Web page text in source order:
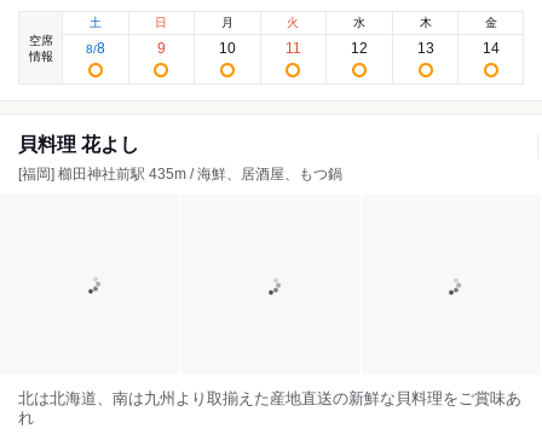
空席
情報
土
8/8
日
9
月
10
火
11
水
12
木
13
金
14
貝料理 花よし
[福岡] 櫛田神社前駅 435m / 海鮮、居酒屋、もつ鍋
北は北海道、南は九州より取揃えた産地直送の新鮮な貝料理をご賞味あ
れ